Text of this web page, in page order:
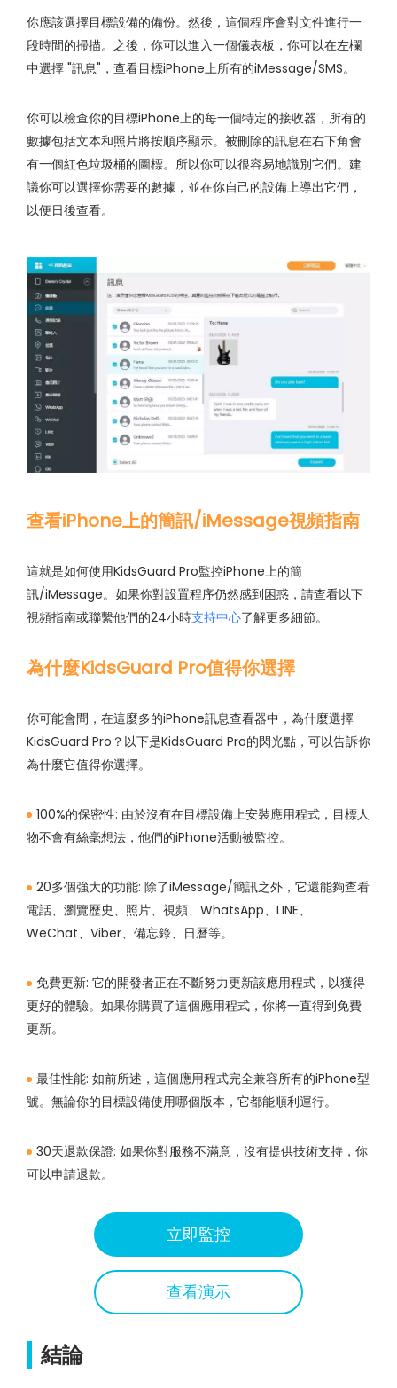
你應該選擇目標設備的備份。然後，這個程序會對文件進行一
段時間的掃描。之後，你可以進入一個儀表板，你可以在左欄
中選擇 "訊息"，查看目標iPhone上所有的iMessage/SMS。
你可以檢查你的目標iPhone上的每一個特定的接收器，所有的
數據包括文本和照片將按順序顯示。被刪除的訊息在右下角會
有一個紅色垃圾桶的圖標。所以你可以很容易地識別它們。建
議你可以選擇你需要的數據，並在你自己的設備上導出它們，
以便日後查看。
查看iPhone上的簡訊/iMessage視頻指南
這就是如何使用KidsGuard Pro監控iPhone上的簡
訊/iMessage。如果你對設置程序仍然感到困惑，請查看以下
視頻指南或聯繫他們的24小時支持中心了解更多細節。
為什麼KidsGuard Pro值得你選擇
你可能會問，在這麼多的iPhone訊息查看器中，為什麼選擇
KidsGuard Pro？以下是KidsGuard Pro的閃光點，可以告訴你
為什麼它值得你選擇。
100%的保密性: 由於沒有在目標設備上安裝應用程式，目標人
物不會有絲毫想法，他們的iPhone活動被監控。
20多個強大的功能: 除了iMessage/簡訊之外，它還能夠查看
電話、瀏覽歷史、照片、視頻、WhatsApp、LINE、
WeChat、Viber、備忘錄、日曆等。
免費更新: 它的開發者正在不斷努力更新該應用程式，以獲得
更好的體驗。如果你購買了這個應用程式，你將一直得到免費
更新。
最佳性能: 如前所述，這個應用程式完全兼容所有的iPhone型
號。無論你的目標設備使用哪個版本，它都能順利運行。
30天退款保證: 如果你對服務不滿意，沒有提供技術支持，你
可以申請退款。
立即監控
查看演示
結論